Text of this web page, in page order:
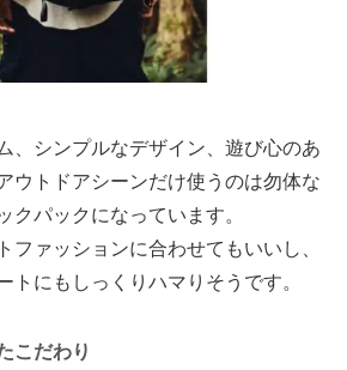
、シンプルなデザイン、遊び心のあ
ウトドアシーンだけ使うのは勿体な
クパックになっています。
ファッションに合わせてもいいし、
トにもしっくりハマりそうです。
こだわり